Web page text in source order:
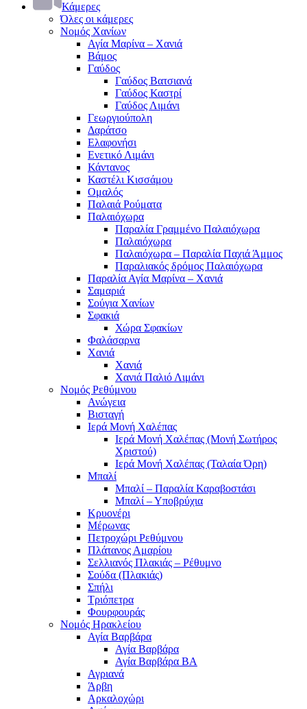
Κάμερες
Όλες οι κάμερες
Νομός Χανίων
Αγία Μαρίνα – Χανιά
Βάμος
Γαύδος
Γαύδος Βατσιανά
Γαύδος Καστρί
Γαύδος Λιμάνι
Γεωργιούπολη
Δαράτσο
Ελαφονήσι
Ενετικό Λιμάνι
Κάντανος
Καστέλι Κισσάμου
Ομαλός
Παλαιά Ρούματα
Παλαιόχωρα
Παραλία Γραμμένο Παλαιόχωρα
Παλαιόχωρα
Παλαιόχωρα – Παραλία Παχιά Άμμος
Παραλιακός δρόμος Παλαιόχωρα
Παραλία Αγία Μαρίνα – Χανιά
Σαμαριά
Σούγια Χανίων
Σφακιά
Χώρα Σφακίων
Φαλάσαρνα
Χανιά
Χανιά
Χανιά Παλιό Λιμάνι
Νομός Ρεθύμνου
Ανώγεια
Βισταγή
Ιερά Μονή Χαλέπας
Ιερά Μονή Χαλέπας (Μονή Σωτήρος
Χριστού)
Ιερά Μονή Χαλέπας (Ταλαία Όρη)
Μπαλί
Μπαλί – Παραλία Καραβοστάσι
Μπαλί – Υποβρύχια
Κρυονέρι
Μέρωνας
Πετροχώρι Ρεθύμνου
Πλάτανος Αμαρίου
Σελλιανός Πλακιάς – Ρέθυμνο
Σούδα (Πλακιάς)
Σπήλι
Τριόπετρα
Φουρφουράς
Νομός Ηρακλείου
Αγία Βαρβάρα
Αγία Βαρβάρα
Αγία Βαρβάρα ΒΑ
Αγριανά
Άρβη
Αρκαλοχώρι